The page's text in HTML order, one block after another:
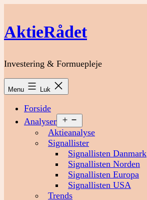
indhold
AktieRådet
Investering & Formuepleje
Menu Luk
Forside
Analyser
menu
Aktieanalyse
Signallister
Signallisten Danmark
Signallisten Norden
Signallisten Europa
Signallisten USA
Trends